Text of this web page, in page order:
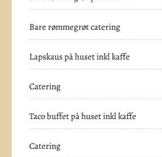
Bare rømmegrøt catering
Lapskaus på huset inkl kaffe
Catering
Taco buffet på huset inkl kaffe
Catering